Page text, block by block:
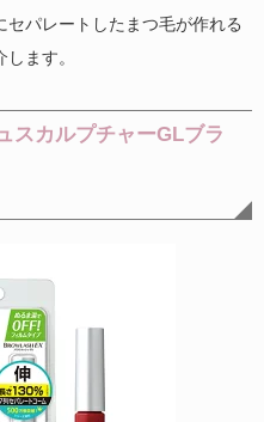
パレートしたまつ毛が作れる
ます。
スカルプチャーGLブラ